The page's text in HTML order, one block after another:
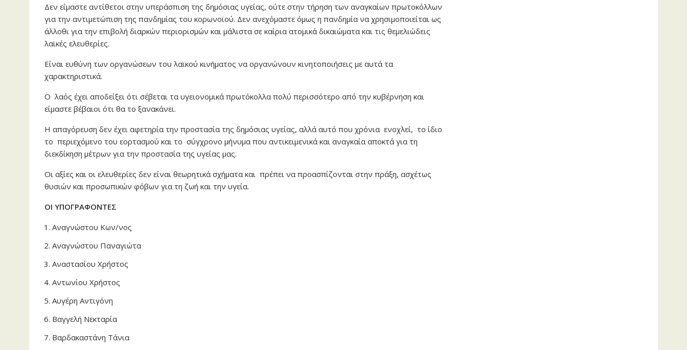
Δεν είμαστε αντίθετοι στην υπεράσπιση της δημόσιας υγείας, ούτε στην τήρηση των αναγκαίων πρωτοκόλλων
για την αντιμετώπιση της πανδημίας του κορωνοϊού. Δεν ανεχόμαστε όμως η πανδημία να χρησιμοποιείται ως
άλλοθι για την επιβολή διαρκών περιορισμών και μάλιστα σε καίρια ατομικά δικαιώματα και τις θεμελιώδεις
λαϊκές ελευθερίες.
Είναι ευθύνη των οργανώσεων του λαϊκού κινήματος να οργανώνουν κινητοποιήσεις με αυτά τα
χαρακτηριστικά.
Ο λαός έχει αποδείξει ότι σέβεται τα υγειονομικά πρωτόκολλα πολύ περισσότερο από την κυβέρνηση και
είμαστε βέβαιοι ότι θα το ξανακάνει.
Η απαγόρευση δεν έχει αφετηρία την προστασία της δημόσιας υγείας, αλλά αυτό που χρόνια ενοχλεί, το ίδιο
το περιεχόμενο του εορτασμού και το σύγχρονο μήνυμα που αντικειμενικά και αναγκαία αποκτά για τη
διεκδίκηση μέτρων για την προστασία της υγείας μας.
Οι αξίες και οι ελευθερίες δεν είναι θεωρητικά σχήματα και πρέπει να προασπίζονται στην πράξη, ασχέτως
θυσιών και προσωπικών φόβων για τη ζωή και την υγεία.
ΟΙ ΥΠΟΓΡΑΦΟΝΤΕΣ
Αναγνώστου Κων/νος
Aναγνώστου Παναγιώτα
Αναστασίου Χρήστος
Αντωνίου Χρήστος
Αυγέρη Αντιγόνη
Βαγγελή Νεκταρία
Βαρδακαστάνη Τάνια